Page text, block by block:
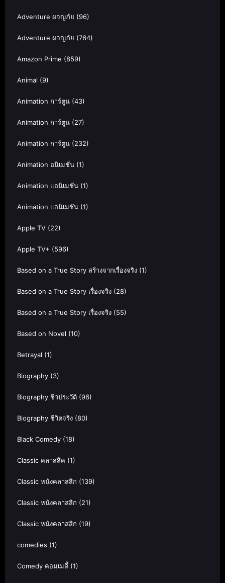
Adventure ผจญภัย (96)
Adventure ผจญภัย (764)
Amazon Prime (859)
Animal (9)
Animation การ์ตูน (43)
Animation การ์ตูน (27)
Animation การ์ตูน (232)
Animation อนิเมชั่น (1)
Animation แอนิเมชั่น (1)
Animation แอนิเมชัน (1)
Apple TV (22)
Apple TV+ (596)
Based on a True Story สร้างจากเรื่องจริง (1)
Based on a True Story เรื่องจริง (28)
Based on a True Story เรื่องจริง (55)
Based on Novel (10)
Betrayal (1)
Biography (3)
Biography ชีวประวัติ (96)
Biography ชีวิตจริง (80)
Black Comedy (18)
Classic คลาสสิค (1)
Classic หนังคลาสสิก (139)
Classic หนังคลาสสิก (21)
Classic หนังคลาสสิก (19)
comedies (1)
Comedy คอมเมดี้ (1)